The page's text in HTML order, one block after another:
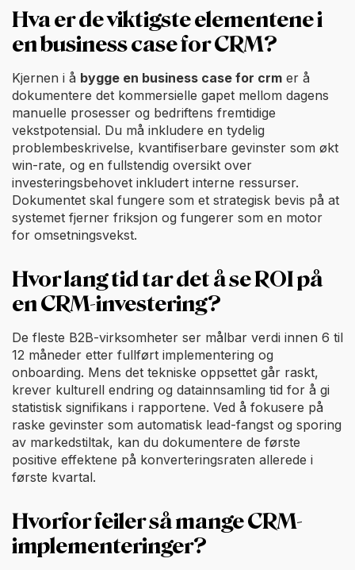
Hva er de viktigste elementene i
en business case for CRM?
Kjernen i å bygge en business case for crm er å
dokumentere det kommersielle gapet mellom dagens
manuelle prosesser og bedriftens fremtidige
vekstpotensial. Du må inkludere en tydelig
problembeskrivelse, kvantifiserbare gevinster som økt
win-rate, og en fullstendig oversikt over
investeringsbehovet inkludert interne ressurser.
Dokumentet skal fungere som et strategisk bevis på at
systemet fjerner friksjon og fungerer som en motor
for omsetningsvekst.
Hvor lang tid tar det å se ROI på
en CRM-investering?
De fleste B2B-virksomheter ser målbar verdi innen 6 til
12 måneder etter fullført implementering og
onboarding. Mens det tekniske oppsettet går raskt,
krever kulturell endring og datainnsamling tid for å gi
statistisk signifikans i rapportene. Ved å fokusere på
raske gevinster som automatisk lead-fangst og sporing
av markedstiltak, kan du dokumentere de første
positive effektene på konverteringsraten allerede i
første kvartal.
Hvorfor feiler så mange CRM-
implementeringer?